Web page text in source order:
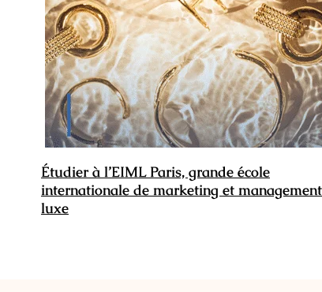
Étudier à l’EIML Paris, grande école
internationale de marketing et
luxe